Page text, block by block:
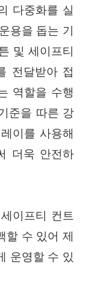
다중화를 실
용을 돕는 기
및 세이프티
전달받아 접
역할을 수행
준을 따른 강
이를 사용해
더욱 안전하
이프티 컨트
할 수 있어 제
운영할 수 있